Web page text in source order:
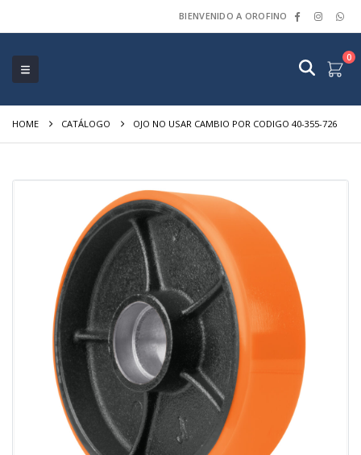
BIENVENIDO A OROFINO
0
HOME CATÁLOGO OJO NO USAR CAMBIO POR CODIGO 40-355-726